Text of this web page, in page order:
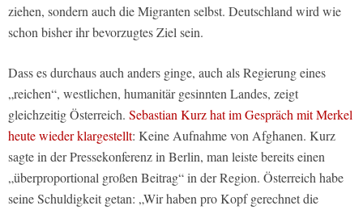
ziehen, sondern auch die Migranten selbst. Deutschland wird wie
schon bisher ihr bevorzugtes Ziel sein.
Dass es durchaus auch anders ginge, auch als Regierung eines
„reichen“, westlichen, humanitär gesinnten Landes, zeigt
gleichzeitig Österreich. Sebastian Kurz hat im Gespräch mit Merkel
heute wieder klargestellt: Keine Aufnahme von Afghanen. Kurz
sagte in der Pressekonferenz in Berlin, man leiste bereits einen
„überproportional großen Beitrag“ in der Region. Österreich habe
seine Schuldigkeit getan: „Wir haben pro Kopf gerechnet die